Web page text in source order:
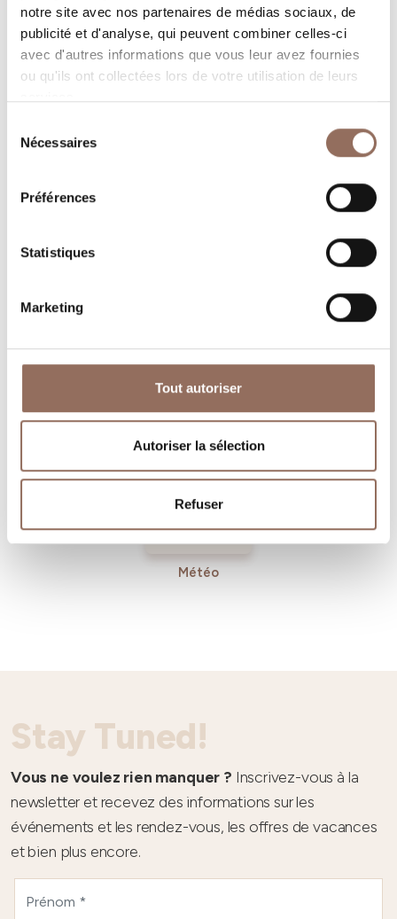
notre site avec nos partenaires de médias sociaux, de
publicité et d'analyse, qui peuvent combiner celles-ci
avec d'autres informations que vous leur avez fournies
ou qu'ils ont collectées lors de votre utilisation de leurs
Nécessaires
Préférences
Statistiques
Marketing
Tout autoriser
Autoriser la sélection
Refuser
dans chaque coin de Langhe Monferrato Roero, tout en
gardant un œil sur la météo en temps réel
Entrant
Météo
Stay Tuned!
Vous ne voulez rien manquer ? Inscrivez-vous à la
newsletter et recevez des informations sur les
événements et les rendez-vous, les offres de vacances
et bien plus encore.